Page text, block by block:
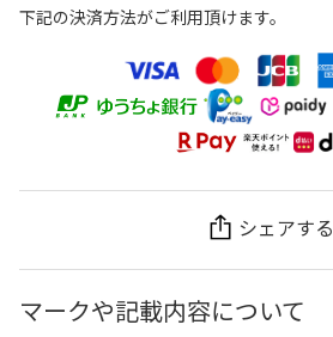
下記の決済方法がご利用頂けます。
シェアする
マークや記載内容について